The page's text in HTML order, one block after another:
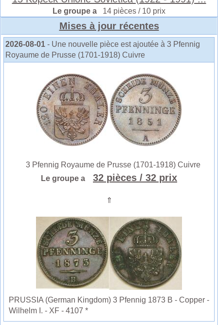
Le groupe a 14 pièces / 10 prix
Mises à jour récentes
2026-08-01 - Une nouvelle pièce est ajoutée à 3 Pfennig
Royaume de Prusse (1701-1918) Cuivre
3 Pfennig Royaume de Prusse (1701-1918) Cuivre
Le groupe a
32 pièces / 32 prix
⇑
PRUSSIA (German Kingdom) 3 Pfennig 1873 B - Copper -
Wilhelm I. - XF - 4107 *